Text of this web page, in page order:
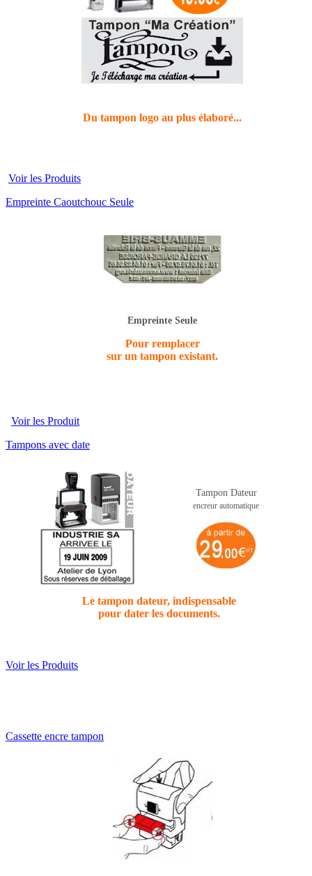
Du tampon logo au plus élaboré...
Voir les Produits
Empreinte Caoutchouc Seule
Empreinte Seule
Pour remplacer
sur un tampon existant.
Voir les Produit
Tampons avec date
Tampon Dateur
encreur automatique
Le tampon dateur, indispensable
pour dater les documents.
Voir les Produits
Cassette encre tampon